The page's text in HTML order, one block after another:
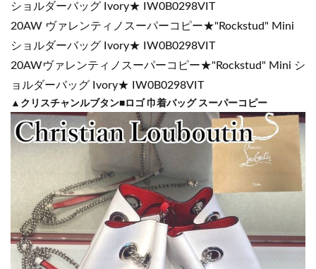
ショルダーバッグ Ivory★ IW0B0298VIT
20AW ヴァレンティノスーパーコピー★"Rockstud" Mini
ショルダーバッグ Ivory★ IW0B0298VIT
20AWヴァレンティノスーパーコピー★"Rockstud" Mini シ
ョルダーバッグ Ivory★ IW0B0298VIT
▲クリスチャンルブタン■ロゴ 巾着バッグ スーパーコピー